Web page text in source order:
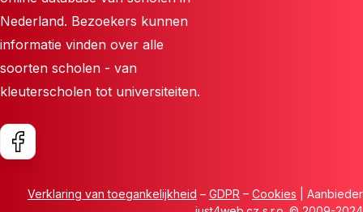
Nederland. Bezoekers kunnen
informatie vinden over alle
soorten scholen - van
kleuterscholen tot universiteiten.
Verklaring van toegankelijkheid – GDPR – Cookies | Aanbieder